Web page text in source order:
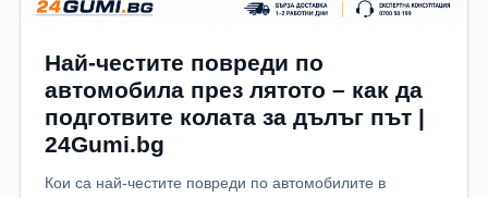
Най-честите повреди по
автомобила през лятото – как да
подготвите колата за дълъг път |
24Gumi.bg
Кои са най-честите повреди по автомобилите в